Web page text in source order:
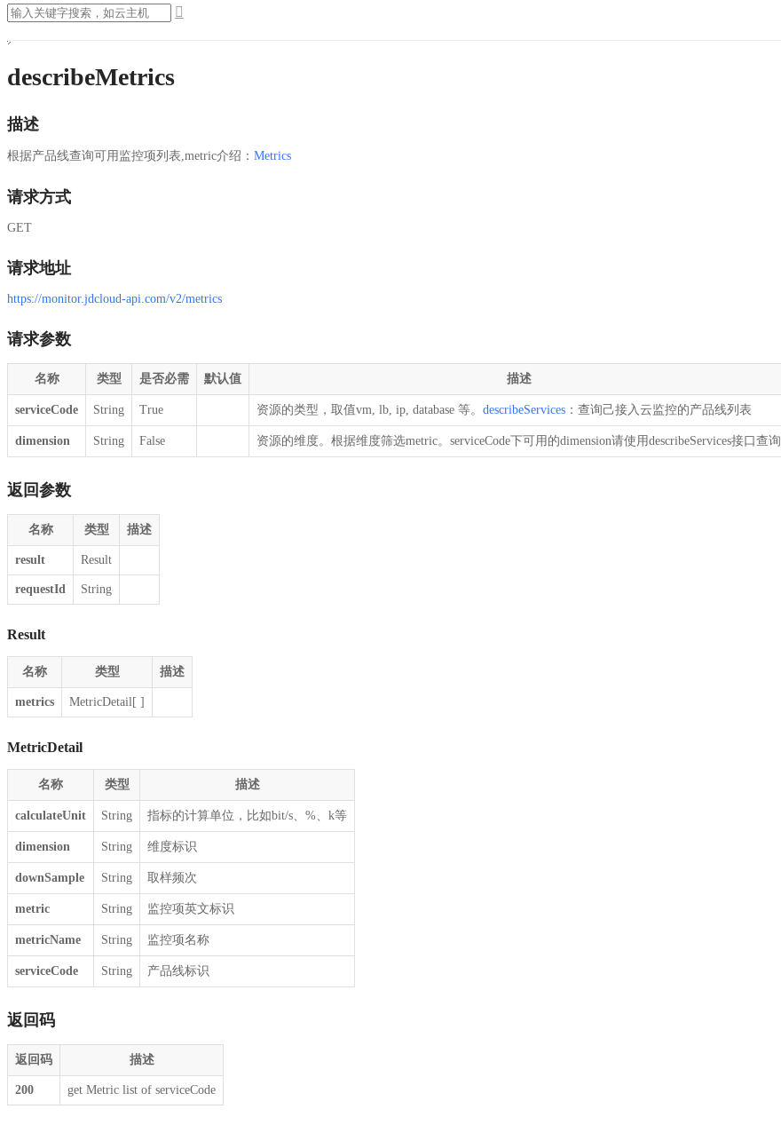

describeMetrics
描述
根据产品线查询可用监控项列表,metric介绍： Metrics
请求方式
GET
请求地址
https://monitor.jdcloud-api.com/v2/metrics
请求参数
名称 类型 是否必需 默认值 描述
serviceCode String True 资源的类型，取值vm, lb, ip, database 等。 describeServices ：查询己接入云监控的产品线列表
dimension String False 资源的维度。根据维度筛选metric。serviceCode下可用的dimension请使用describeServices接口查询
返回参数
名称 类型 描述
result Result
requestId String
Result
名称 类型 描述
metrics MetricDetail[ ]
MetricDetail
名称 类型 描述
calculateUnit String 指标的计算单位，比如bit/s、%、k等
dimension String 维度标识
downSample String 取样频次
metric String 监控项英文标识
metricName String 监控项名称
serviceCode String 产品线标识
返回码
返回码 描述
200 get Metric list of serviceCode